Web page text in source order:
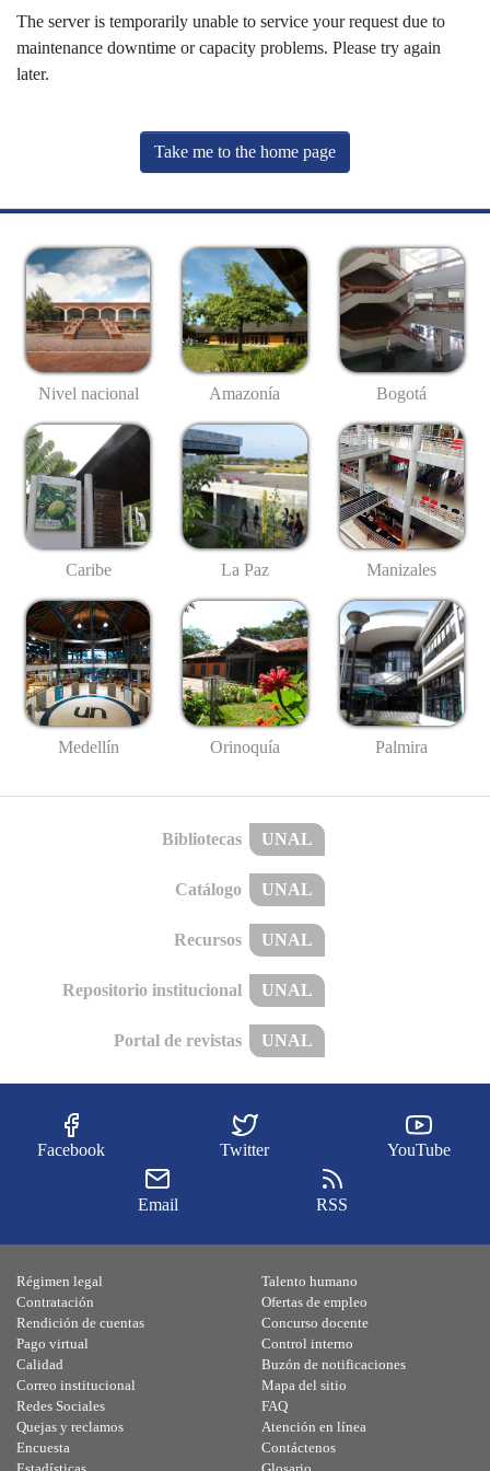
The server is temporarily unable to service your request due to
maintenance downtime or capacity problems. Please try again
later.
Take me to the home page
Nivel nacional Amazonía Bogotá
Caribe La Paz Manizales
Medellín Orinoquía Palmira
Bibliotecas UNAL
Catálogo UNAL
Recursos UNAL
Repositorio institucional UNAL
Portal de revistas UNAL
Facebook Twitter YouTube
Email RSS
Régimen legal
Contratación
Rendición de cuentas
Pago virtual
Calidad
Talento humano
Ofertas de empleo
Concurso docente
Control interno
Buzón de notificaciones
Correo institucional
Redes Sociales
Quejas y reclamos
Encuesta
Mapa del sitio
FAQ
Atención en línea
Contáctenos